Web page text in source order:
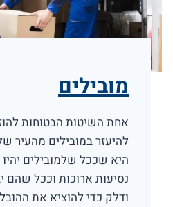
מובילים
אחת השיטות הבטוחות
להיעזר במובילים מהעיר
היא שככל שלמובילים
נסיעות ארוכות וככל שהם
ודלק כדי להוציא את